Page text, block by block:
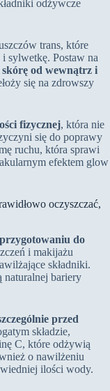
odżywcze
trans, które
sylwetkę. Postaw na
od wewnątrz i
się na zdrowszy
fizycznej, która nie
się do poprawy
ruchu, która sprawi
efektem glow
oczyszczać,
do
i makijażu
składniki.
naturalnej bariery
przed
składzie,
C, które odżywią
o nawilżeniu
ilości wody.